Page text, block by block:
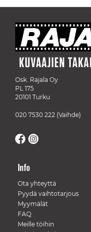
Osk. Rajala Oy
PL 175
20101 Turku
020 7530 222 (Vaihde)
Info
Ota yhteyttä
Pyydä vaihtotarjous
Myymälät
FAQ
Meille töihin